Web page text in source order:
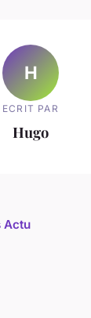
H
ECRIT PAR
Hugo
Actu